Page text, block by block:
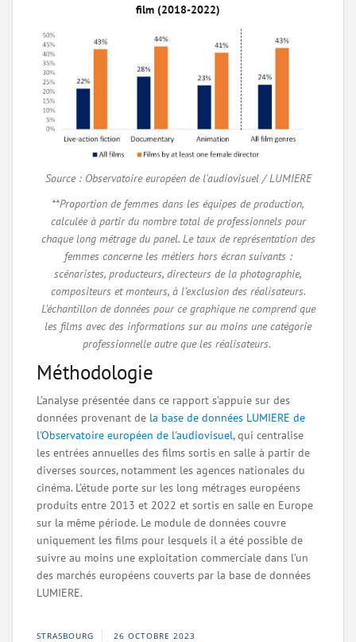
film (2018-2022)
Source : Observatoire européen de l'audiovisuel / LUMIERE
**Proportion de femmes dans les équipes de production,
calculée à partir du nombre total de professionnels pour
chaque long métrage du panel. Le taux de représentation des
femmes concerne les métiers hors écran suivants :
scénaristes, producteurs, directeurs de la photographie,
compositeurs et monteurs, à l’exclusion des réalisateurs.
L’échantillon de données pour ce graphique ne comprend que
les films avec des informations sur au moins une catégorie
professionnelle autre que les réalisateurs.
Méthodologie
L’analyse présentée dans ce rapport s’appuie sur des
données provenant de la base de données LUMIERE de
l'Observatoire européen de l'audiovisuel, qui centralise
les entrées annuelles des films sortis en salle à partir de
diverses sources, notamment les agences nationales du
cinéma. L’étude porte sur les long métrages européens
produits entre 2013 et 2022 et sortis en salle en Europe
sur la même période. Le module de données couvre
uniquement les films pour lesquels il a été possible de
suivre au moins une exploitation commerciale dans l’un
des marchés européens couverts par la base de données
LUMIERE.
STRASBOURG 26 OCTOBRE 2023